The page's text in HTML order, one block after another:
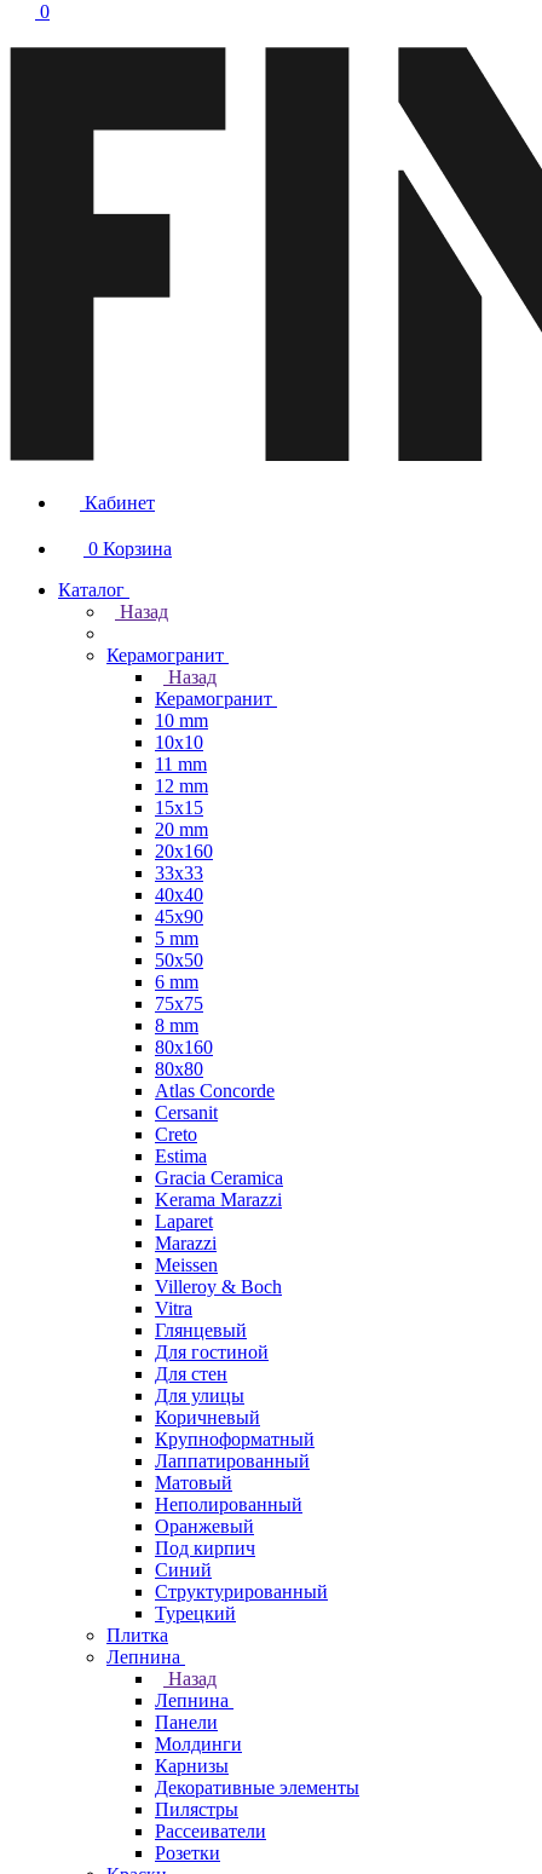
0
Кабинет
0 Корзина
Каталог
Назад
Керамогранит
Назад
Керамогранит
10 mm
10x10
11 mm
12 mm
15x15
20 mm
20х160
33x33
40х40
45x90
5 mm
50x50
6 mm
75х75
8 mm
80x160
80x80
Atlas Concorde
Cersanit
Creto
Estima
Gracia Ceramica
Kerama Marazzi
Laparet
Marazzi
Meissen
Villeroy & Boch
Vitra
Глянцевый
Для гостиной
Для стен
Для улицы
Коричневый
Крупноформатный
Лаппатированный
Матовый
Неполированный
Оранжевый
Под кирпич
Синий
Структурированный
Турецкий
Плитка
Лепнина
Назад
Лепнина
Панели
Молдинги
Карнизы
Декоративные элементы
Пилястры
Рассеиватели
Розетки